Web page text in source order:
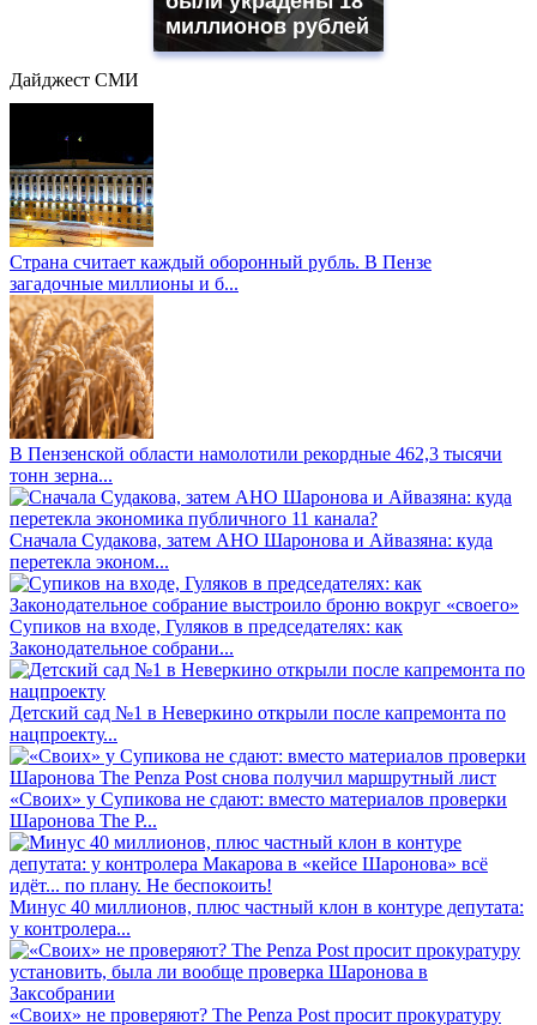
миллионов рублей
Дайджест СМИ
Страна считает каждый оборонный рубль. В Пензе
загадочные миллионы и б...
В Пензенской области намолотили рекордные 462,3 тысячи
тонн зерна...
Сначала Судакова, затем АНО Шаронова и Айвазяна: куда
перетекла эконом...
Супиков на входе, Гуляков в председателях: как
Законодательное собрани...
Детский сад №1 в Неверкино открыли после капремонта по
нацпроекту...
«Своих» у Супикова не сдают: вместо материалов проверки
Шаронова The P...
Минус 40 миллионов, плюс частный клон в контуре депутата:
у контролера...
«Своих» не проверяют? The Penza Post просит прокуратуру